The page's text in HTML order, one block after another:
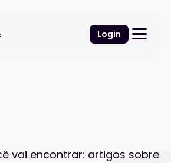
Login
vai encontrar: artigos sobre